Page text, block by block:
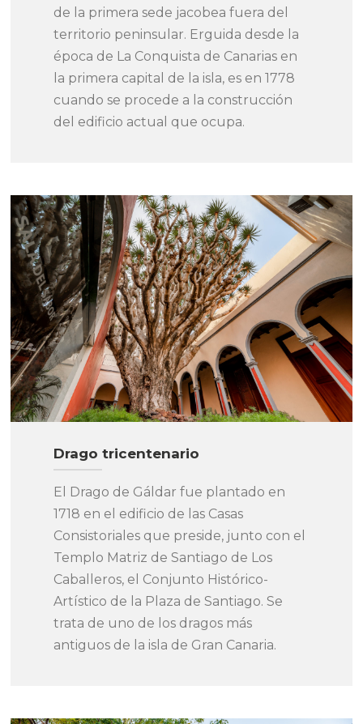
de la primera sede jacobea fuera del
territorio peninsular. Erguida desde la
época de La Conquista de Canarias en
la primera capital de la isla, es en 1778
cuando se procede a la construcción
del edificio actual que ocupa.
Drago tricentenario
El Drago de Gáldar fue plantado en
1718 en el edificio de las Casas
Consistoriales que preside, junto con el
Templo Matriz de Santiago de Los
Caballeros, el Conjunto Histórico-
Artístico de la Plaza de Santiago. Se
trata de uno de los dragos más
antiguos de la isla de Gran Canaria.